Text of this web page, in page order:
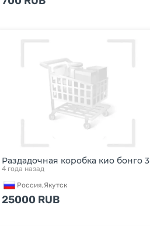
Раздадочная коробка кио бонго 3
4 года назад
Россия,Якутск
25000 RUB